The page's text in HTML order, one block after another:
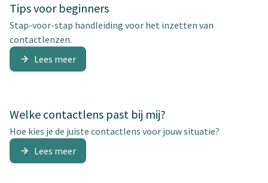
Tips voor beginners
Stap-voor-stap handleiding voor het inzetten van
contactlenzen.
Lees meer
Welke contactlens past bij mij?
Hoe kies je de juiste contactlens voor jouw situatie?
Lees meer